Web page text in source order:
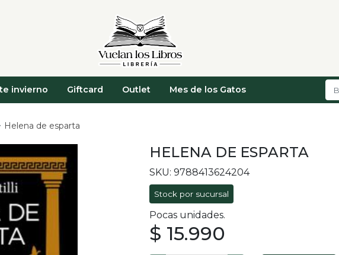
invierno Giftcard Outlet Mes de los Gatos
Helena de esparta
HELENA DE ESPARTA
SKU: 9788413624204
Stock por sucursal
Pocas unidades.
$ 15.990